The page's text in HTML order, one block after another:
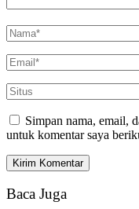
Simpan nama, email,
untuk komentar saya
Baca Juga